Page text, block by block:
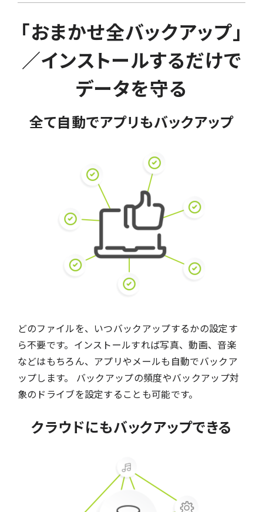
「おまかせ全バックアップ」
／インストールするだけで
データを守る
全て自動でアプリもバックアップ
どのファイルを、いつバックアップするかの設定す
ら不要です。インストールすれば写真、動画、音楽
などはもちろん、アプリやメールも自動でバックア
ップします。 バックアップの頻度やバックアップ対
象のドライブを設定することも可能です。
クラウドにもバックアップできる